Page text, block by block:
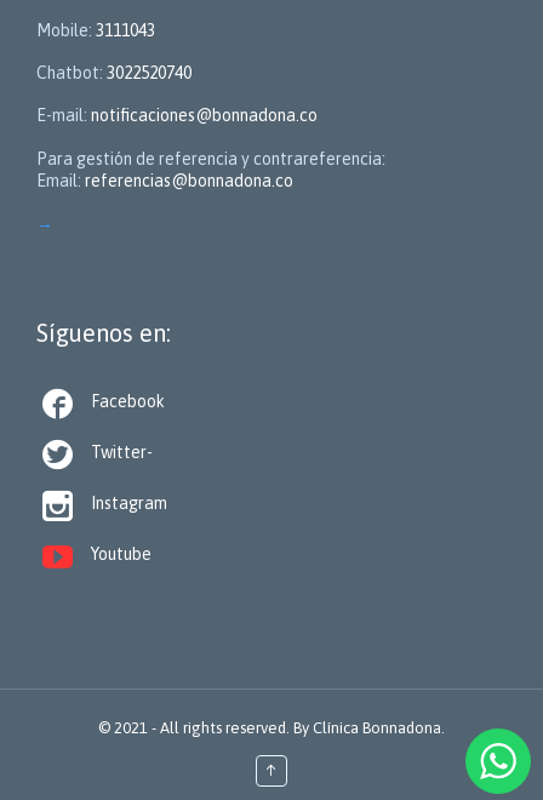
Mobile: 3111043
Chatbot: 3022520740
E-mail: notificaciones@bonnadona.co
Para gestión de referencia y contrareferencia:
Email: referencias@bonnadona.co
→
Síguenos en:
 Facebook
 Twitter-
 Instagram
 Youtube
© 2021 - All rights reserved. By Clínica Bonnadona.
↑